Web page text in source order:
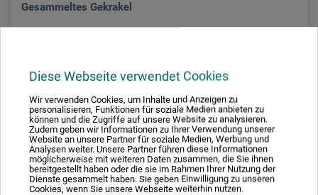
Diese Webseite verwendet Cookies
Wir verwenden Cookies, um Inhalte und Anzeigen zu
personalisieren, Funktionen für soziale Medien anbieten zu
können und die Zugriffe auf unsere Website zu analysieren.
Zudem geben wir Informationen zu Ihrer Verwendung unserer
Website an unsere Partner für soziale Medien, Werbung und
Analysen weiter. Unsere Partner führen diese Informationen
möglicherweise mit weiteren Daten zusammen, die Sie ihnen
bereitgestellt haben oder die sie im Rahmen Ihrer Nutzung der
Dienste gesammelt haben. Sie geben Einwilligung zu unseren
Cookies, wenn Sie unsere Webseite weiterhin nutzen.
Gesammeltes Gekrakel
zzgl. Versandkosten